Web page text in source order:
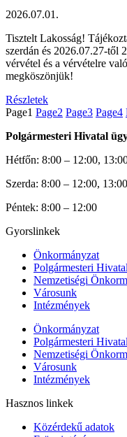
2026.07.01.
Tisztelt Lakosság!
szerdán és 2026.07.27-től
vérvétel és a vérvételre
megköszönjük!
Részletek
Page1 Page2 Page3 Page4
Polgármesteri Hivatal
Hétfőn: 8:00 – 12:00,
Szerda: 8:00 – 12:00,
Péntek: 8:00 – 12:00
Gyorslinkek
Önkormányzat
Polgármesteri
Nemzetiségi
Városunk
Intézmények
Önkormányzat
Polgármesteri
Nemzetiségi
Városunk
Intézmények
Hasznos linkek
Közérdekű adatok